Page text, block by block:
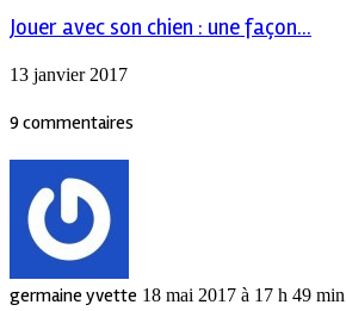
Jouer avec son chien : une façon...
13 janvier 2017
9 commentaires
germaine yvette 18 mai 2017 à 17 h 49 min